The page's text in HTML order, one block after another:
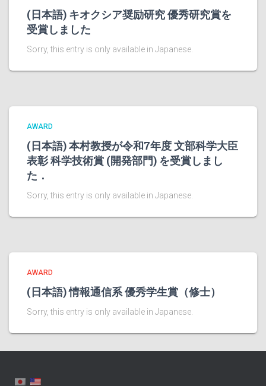
(日本語) キオクシア奨励研究 優秀研究賞を
受賞しました
Sorry, this entry is only available in Japanese.
AWARD
(日本語) 本村教授が令和7年度 文部科学大臣
表彰 科学技術賞 (開発部門) を受賞しまし
た．
Sorry, this entry is only available in Japanese.
AWARD
(日本語) 情報通信系 優秀学生賞（修士）
Sorry, this entry is only available in Japanese.